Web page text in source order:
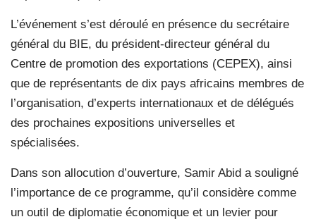
L’événement s’est déroulé en présence du secrétaire
général du BIE, du président-directeur général du
Centre de promotion des exportations (CEPEX), ainsi
que de représentants de dix pays africains membres de
l’organisation, d’experts internationaux et de délégués
des prochaines expositions universelles et
spécialisées.
Dans son allocution d’ouverture, Samir Abid a souligné
l’importance de ce programme, qu’il considère comme
un outil de diplomatie économique et un levier pour